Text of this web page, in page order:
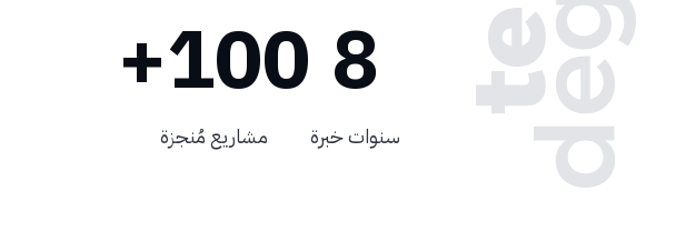
8
سنوات خبرة
100+
مشاريع مُنجزة